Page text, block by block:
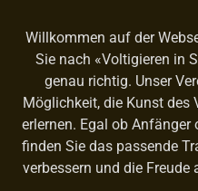
Willkommen auf der
Sie nach «Voltigieren in
genau richtig. Unser
Möglichkeit, die Kunst des
erlernen. Egal ob Anfänger
finden Sie das passende
verbessern und die Freude